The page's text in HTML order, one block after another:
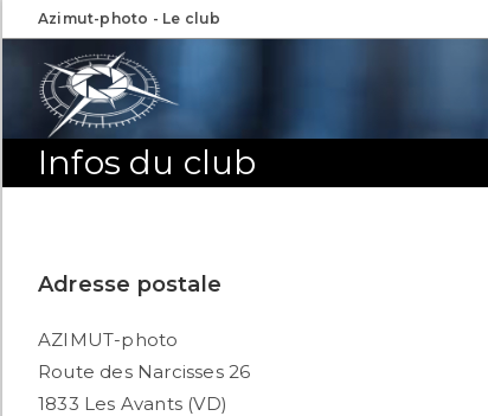
to
content
Azimut-photo - Le club
Infos du club
Adresse postale
AZIMUT-photo
Route des Narcisses 26
1833 Les Avants (VD)